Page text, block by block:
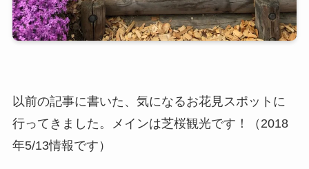
以前の記事に書いた、気になるお花見スポットに
行ってきました。メインは芝桜観光です！（2018
年5/13情報です）